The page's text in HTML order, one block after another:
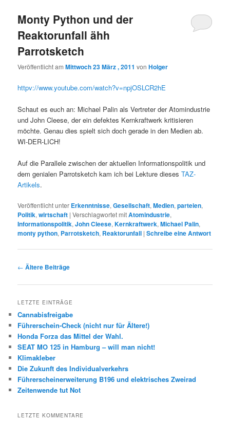
Monty Python und der
Reaktorunfall ähh
Parrotsketch
Veröffentlicht amMittwoch 23 März , 2011 vonHolger
httpv://www.youtube.com/watch?v=npjOSLCR2hE
Schaut es euch an: Michael Palin als Vertreter der Atomindustrie
und John Cleese, der ein defektes Kernkraftwerk kritisieren
möchte. Genau dies spielt sich doch gerade in den Medien ab.
WI-DER-LICH!
Auf die Parallele zwischen der aktuellen Informationspolitik und
dem genialen Parrotsketch kam ich bei Lekture diesesTAZ-
Artikels.
Veröffentlicht unter Erkenntnisse,Gesellschaft,Medien,parteien,
Politik,wirtschaft |Verschlagwortet mitAtomindustrie,
Informationspolitik,John Cleese,Kernkraftwerk,Michael Palin,
monty python, Parrotsketch, Reaktorunfall |Schreibe eine Antwort
Beitrags-
← Ältere Beiträge
LETZTE EINTRÄGE
Cannabisfreigabe
Führerschein-Check (nicht nur für Ältere!)
Honda Forza das Mittel der Wahl.
SEAT MO 125 in Hamburg – will man nicht!
Klimakleber
Die Zukunft des Individualverkehrs
Führerscheinerweiterung B196 und elektrisches Zweirad
Zeitenwende tut Not
LETZTE KOMMENTARE